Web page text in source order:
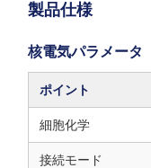
製品仕様
核電気パラメータ
ポイント
細胞化学
接続モード